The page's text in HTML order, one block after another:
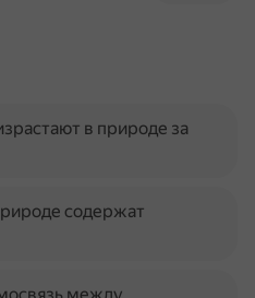
в природе за
содержат